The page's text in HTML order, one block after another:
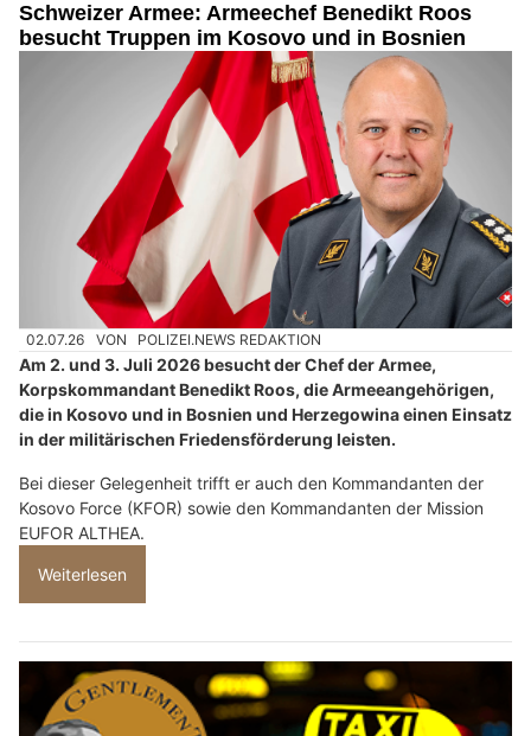
Schweizer Armee: Armeechef Benedikt Roos
besucht Truppen im Kosovo und in Bosnien
02.07.26 VON POLIZEI.NEWS REDAKTION
Am 2. und 3. Juli 2026 besucht der Chef der Armee,
Korpskommandant Benedikt Roos, die Armeeangehörigen,
die in Kosovo und in Bosnien und Herzegowina einen Einsatz
in der militärischen Friedensförderung leisten.
Bei dieser Gelegenheit trifft er auch den Kommandanten der
Kosovo Force (KFOR) sowie den Kommandanten der Mission
EUFOR ALTHEA.
Weiterlesen